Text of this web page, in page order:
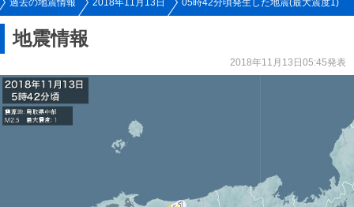
過去の地震情報 2018年11月13日 05時42分頃発生した地震(最大震度1)
地震情報
2018年11月13日05:45発表